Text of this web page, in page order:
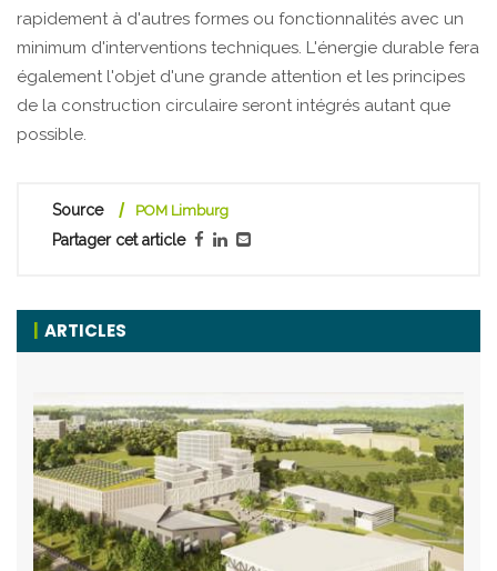
rapidement à d'autres formes ou fonctionnalités avec un
minimum d'interventions techniques. L'énergie durable fera
également l'objet d'une grande attention et les principes
de la construction circulaire seront intégrés autant que
possible.
Source POM Limburg
Partager cet article
ARTICLES